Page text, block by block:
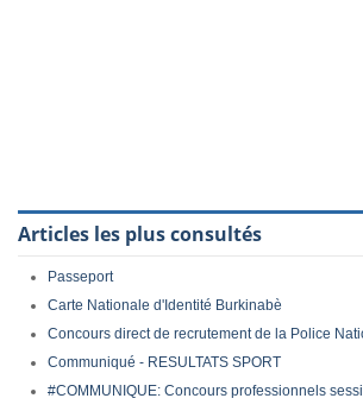
Articles les plus consultés
Passeport
Carte Nationale d'Identité Burkinabè
Concours direct de recrutement de la Police
Communiqué - RESULTATS SPORT
#COMMUNIQUE: Concours professionnels